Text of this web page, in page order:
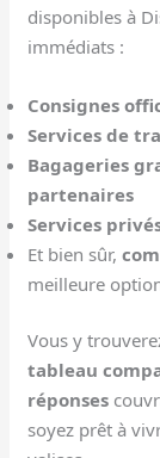
disponibles à
immédiats :
Consignes
Services de
Bagageries
partenaires
Services
Et bien sûr,
meilleure
Vous y
tableau
réponses
soyez prêt à